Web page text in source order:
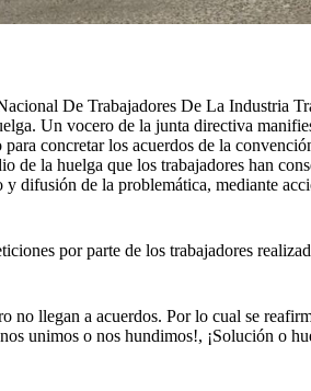
De Trabajadores De La Industria
Un vocero de la junta directiva
concretar los acuerdos de la
de la huelga que los trabajadores han
difusión de la problemática, mediante
por parte de los trabajadores
no llegan a acuerdos. Por lo cual se
unimos o nos hundimos!, ¡Solución o